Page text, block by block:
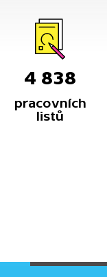
4 838
pracovních
listů